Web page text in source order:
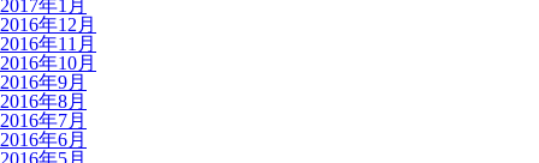
2017年1月
2016年12月
2016年11月
2016年10月
2016年9月
2016年8月
2016年7月
2016年6月